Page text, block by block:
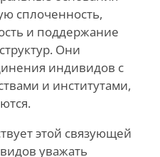
сплоченность,
и поддержание
Они
индивидов с
и институтами,
этой связующей
уважать